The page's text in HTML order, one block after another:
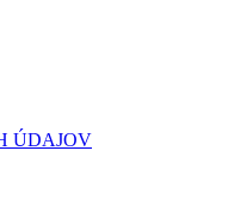
ÚDAJOV